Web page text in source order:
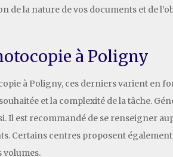
de la nature de vos documents et de
à Poligny
à Poligny, ces derniers varient en
et la complexité de la tâche.
Il est recommandé de se renseigner
Certains centres proposent
volumes.